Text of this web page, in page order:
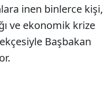
inen binlerce kişi,
ve ekonomik krize
Başbakan